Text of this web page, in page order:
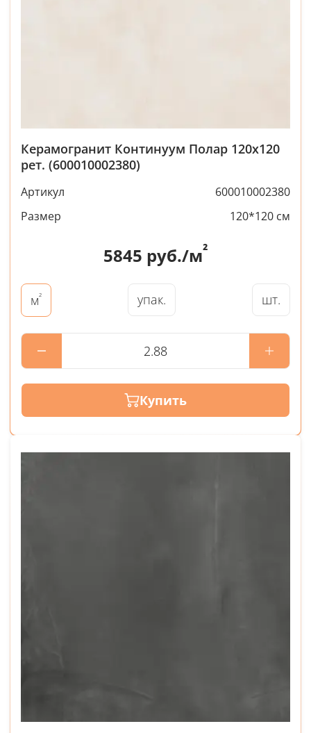
Керамогранит Континуум Полар 120x120
рет. (600010002380)
Артикул
600010002380
Размер
120*120 см
5845 руб./м²
м² упак. шт.
Купить